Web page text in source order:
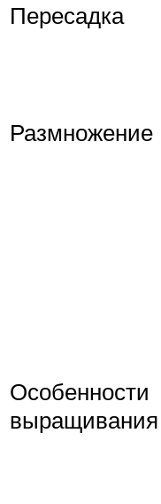
Пересадка
Размножение
Особенности
выращивания